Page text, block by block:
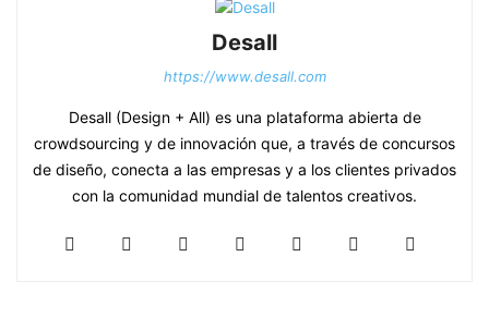
Desall
https://www.desall.com
Desall (Design + All) es una plataforma abierta de
crowdsourcing y de innovación que, a través de concursos
de diseño, conecta a las empresas y a los clientes privados
con la comunidad mundial de talentos creativos.